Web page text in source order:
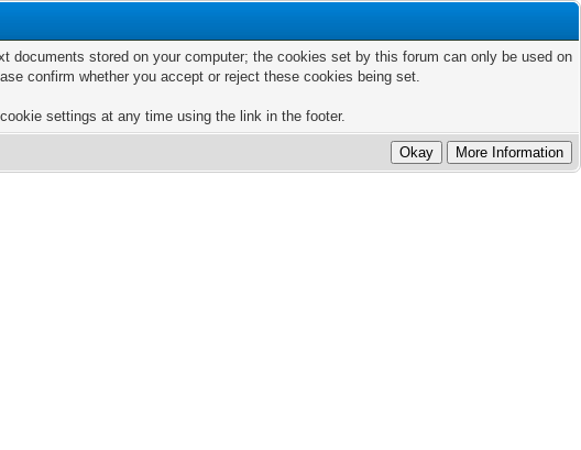
stored on your computer; the cookies set by this forum can only be used on
confirm whether you accept or reject these cookies being set.
settings at any time using the link in the footer.